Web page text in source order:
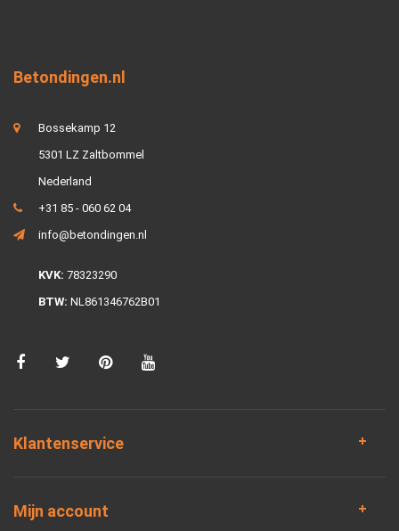
Betondingen.nl
Bossekamp 12
5301 LZ Zaltbommel
Nederland
+31 85 - 060 62 04
info@betondingen.nl
KVK: 78323290
BTW: NL861346762B01
Klantenservice
Mijn account